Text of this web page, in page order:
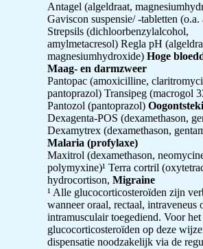
Antagel (algeldraat,
Gaviscon suspensie/ -tabletten (o.a.
Strepsils (dichloorbenzylalcohol,
amylmetacresol) Regla pH
magnesiumhydroxide) Hoge
Maag- en darmzweer
Pantopac (amoxicilline,
pantoprazol) Transipeg (macrogol
Pantozol (pantoprazol)
Dexagenta-POS (dexamethason,
Dexamytrex (dexamethason,
Malaria (profylaxe)
Maxitrol (dexamethason,
polymyxine)¹ Terra cortril
hydrocortison, Migraine
¹ Alle glucocorticosteroïden zijn
wanneer oraal, rectaal, intraveneus
intramusculair toegediend. Voor
glucocorticosteroïden op deze
dispensatie noodzakelijk via de